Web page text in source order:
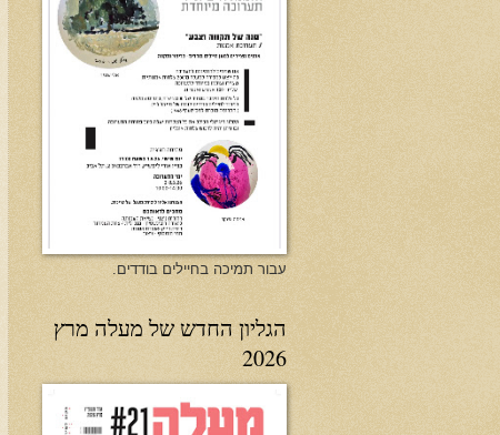
עבור תמיכה בחיילים בודדים.
הגליון החדש של מעלה מרץ
2026